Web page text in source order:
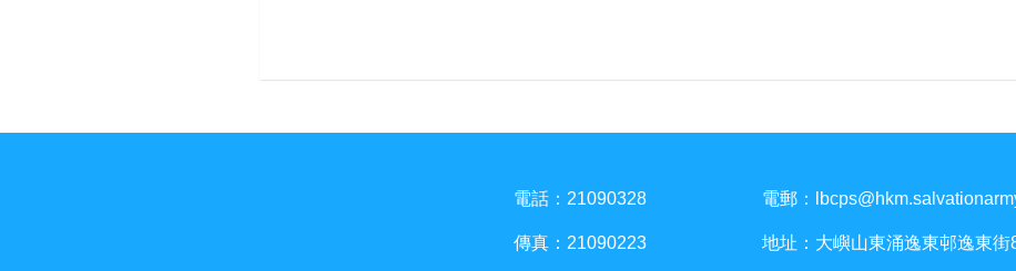
電話：21090328
傳真：21090223
電郵：
地址：大嶼山東涌逸東邨逸東街